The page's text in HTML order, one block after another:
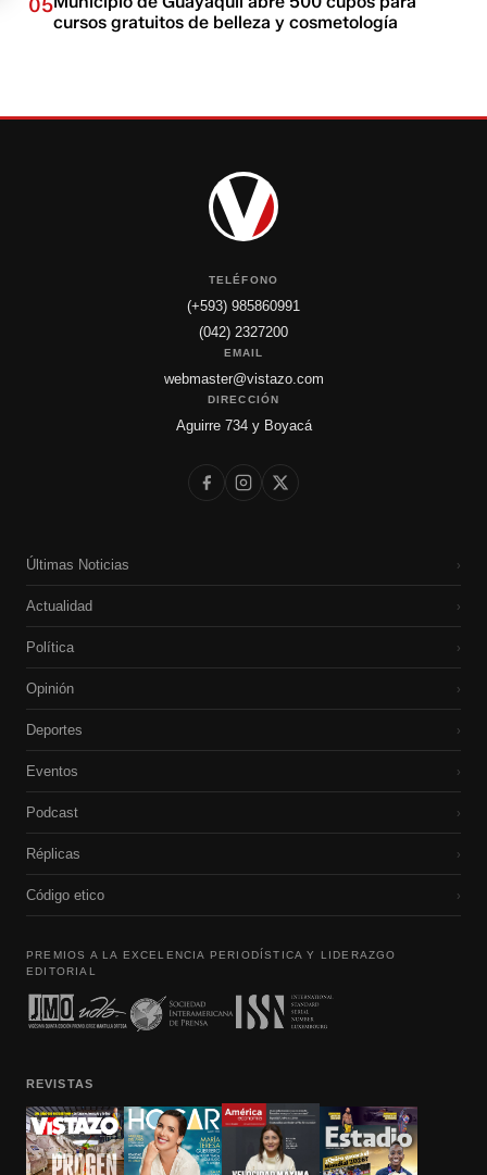
05
cursos gratuitos de belleza y cosmetología
TELÉFONO
(+593) 985860991
(042) 2327200
EMAIL
webmaster@vistazo.com
DIRECCIÓN
Aguirre 734 y Boyacá
Últimas Noticias ›
Actualidad ›
Política ›
Opinión ›
Deportes ›
Eventos ›
Podcast ›
Réplicas ›
Código etico ›
PREMIOS A LA EXCELENCIA PERIODÍSTICA Y LIDERAZGO
EDITORIAL
REVISTAS